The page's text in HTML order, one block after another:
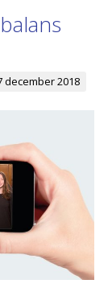
december 2018